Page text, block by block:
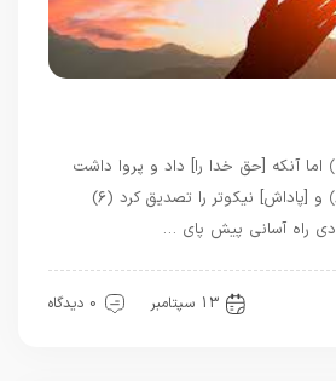
فَأَمَّا مَنْ أَعْطَى وَاتَّقَى ﴿۵﴾ اما آنكه [حق خدا را] داد و پروا داشت
(۵) وَصَدَّقَ بِالْحُسْنَى ﴿۶﴾ و [پاداش] نيكوتر را تصديق كرد (۶)
13 سپتامبر 0 دیدگاه